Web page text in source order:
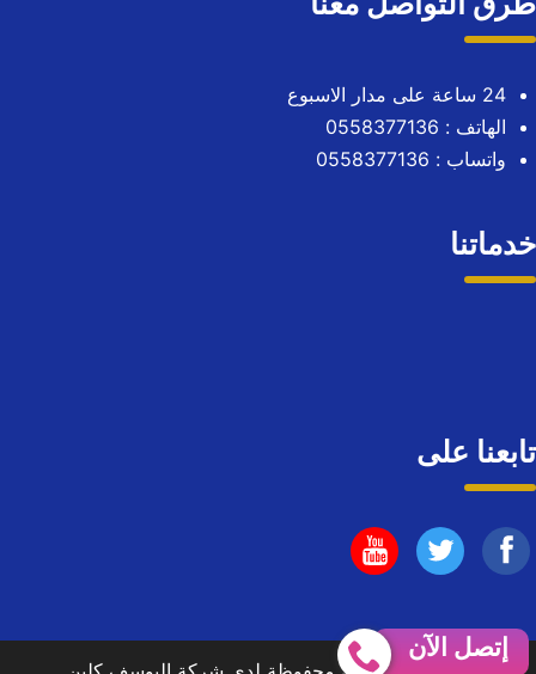
24 ساعة على مدار الاسبوع
الهاتف : 0558377136
واتساب : 0558377136
خدماتنا
تابعنا على
تابعنا تابعنا تابعنا
إتصل الآن